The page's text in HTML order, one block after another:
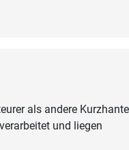
als andere
und liegen